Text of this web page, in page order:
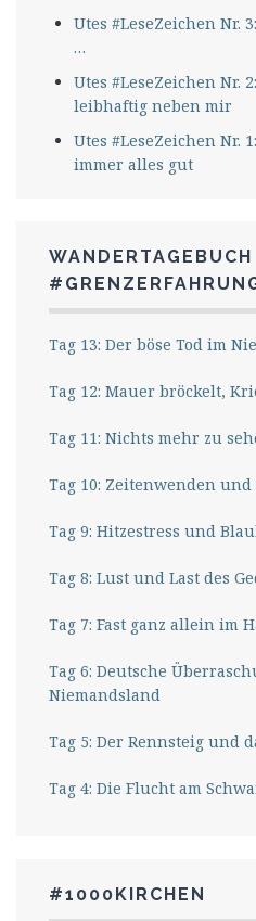
Utes #LeseZeichen Nr.
…
Utes #LeseZeichen Nr.
leibhaftig neben mir
Utes #LeseZeichen Nr.
immer alles gut
WANDERTAGEBUCH
Tag 13: Der böse Tod im
Tag 12: Mauer bröckelt,
Tag 11: Nichts mehr zu
Tag 10: Zeitenwenden und
Tag 9: Hitzestress und
Tag 8: Lust und Last des
Tag 7: Fast ganz allein
Tag 6: Deutsche
Niemandsland
Tag 5: Der Rennsteig und
Tag 4: Die Flucht am
#1000KIRCHEN